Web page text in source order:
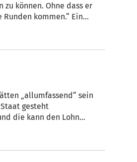
können. Ohne dass er
kommen.“ Ein